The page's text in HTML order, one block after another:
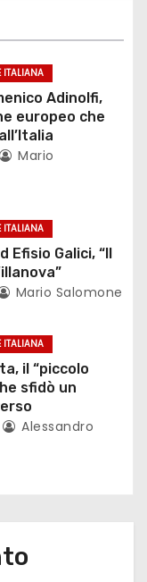
ITALIANA
Adinolfi,
europeo che
Mario
ITALIANA
Efisio Galici, “Il
Mario Salomone
ITALIANA
il “piccolo
sfidò un
Alessandro